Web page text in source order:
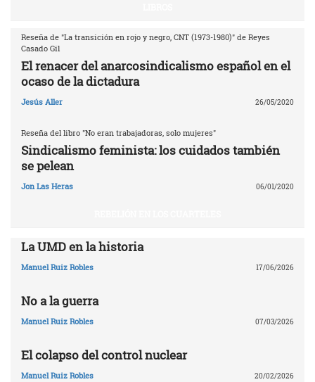
Reseña de "La transición en rojo y negro, CNT (1973-1980)" de Reyes
Casado Gil
El renacer del anarcosindicalismo español en el
ocaso de la dictadura
Jesús Aller 26/05/2020
Reseña del libro "No eran trabajadoras, solo mujeres"
Sindicalismo feminista: los cuidados también
se pelean
Jon Las Heras 06/01/2020
La UMD en la historia
Manuel Ruiz Robles 17/06/2026
No a la guerra
Manuel Ruiz Robles 07/03/2026
El colapso del control nuclear
Manuel Ruiz Robles 20/02/2026